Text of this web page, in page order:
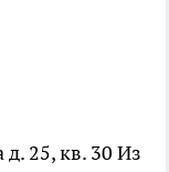
25, кв. 30 Из